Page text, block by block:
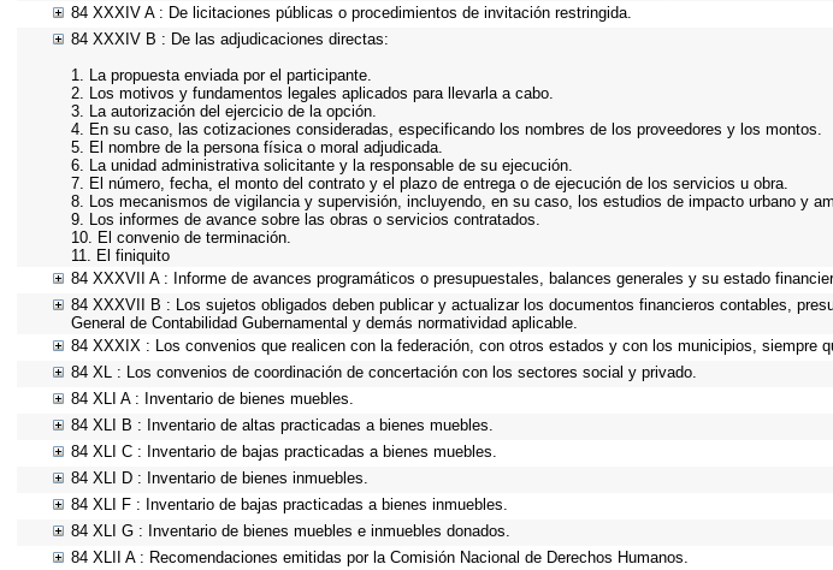
84 XXXIV A : De licitaciones públicas o procedimientos de invitación restringida.
84 XXXIV B : De las adjudicaciones directas:
1. La propuesta enviada por el participante.
2. Los motivos y fundamentos legales aplicados para llevarla a cabo.
3. La autorización del ejercicio de la opción.
4. En su caso, las cotizaciones consideradas, especificando los nombres de los proveedores y los montos.
5. El nombre de la persona física o moral adjudicada.
6. La unidad administrativa solicitante y la responsable de su ejecución.
7. El número, fecha, el monto del contrato y el plazo de entrega o de ejecución de los servicios u obra.
8. Los mecanismos de vigilancia y supervisión, incluyendo, en su caso, los estudios de impacto urbano y
9. Los informes de avance sobre las obras o servicios contratados.
10. El convenio de terminación.
11. El finiquito
84 XXXVII A : Informe de avances programáticos o presupuestales, balances generales y su estado
84 XXXVII B : Los sujetos obligados deben publicar y actualizar los documentos financieros contables,
General de Contabilidad Gubernamental y demás normatividad aplicable.
84 XXXIX : Los convenios que realicen con la federación, con otros estados y con los municipios, siempre
84 XL : Los convenios de coordinación de concertación con los sectores social y privado.
84 XLI A : Inventario de bienes muebles.
84 XLI B : Inventario de altas practicadas a bienes muebles.
84 XLI C : Inventario de bajas practicadas a bienes muebles.
84 XLI D : Inventario de bienes inmuebles.
84 XLI F : Inventario de bajas practicadas a bienes inmuebles.
84 XLI G : Inventario de bienes muebles e inmuebles donados.
84 XLII A : Recomendaciones emitidas por la Comisión Nacional de Derechos Humanos.